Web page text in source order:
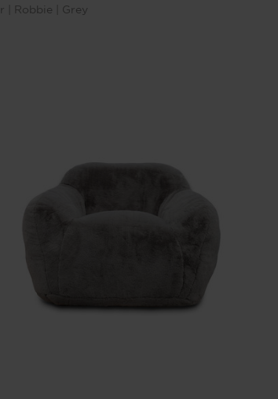
| Robbie | Grey